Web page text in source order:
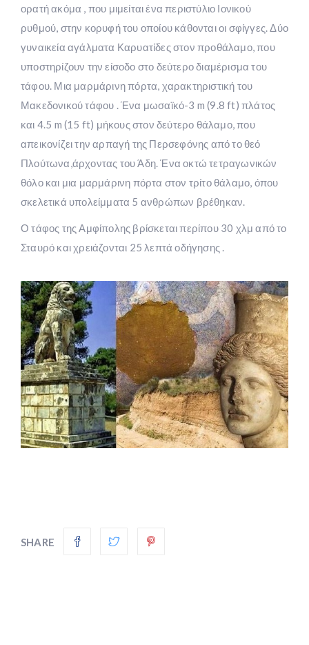
ορατή ακόμα , που μιμείται ένα περιστύλιο Ιονικού
ρυθμού, στην κορυφή του οποίου κάθονται οι σφίγγες. Δύο
γυναικεία αγάλματα Καρυατίδες στον προθάλαμο, που
υποστηρίζουν την είσοδο στο δεύτερο διαμέρισμα του
τάφου. Μια μαρμάρινη πόρτα, χαρακτηριστική του
Μακεδονικού τάφου . Ένα μωσαϊκό-3 m (9.8 ft) πλάτος
και 4.5 m (15 ft) μήκους στον δεύτερο θάλαμο, που
απεικονίζει την αρπαγή της Περσεφόνης από το θεό
Πλούτωνα,άρχοντας του Άδη. Ένα οκτώ τετραγωνικών
θόλο και μια μαρμάρινη πόρτα στον τρίτο θάλαμο, όπου
σκελετικά υπολείμματα 5 ανθρώπων βρέθηκαν.
Ο τάφος της Αμφίπολης βρίσκεται περίπου 30 χλμ από το
Σταυρό και χρειάζονται 25 λεπτά οδήγησης .
SHARE